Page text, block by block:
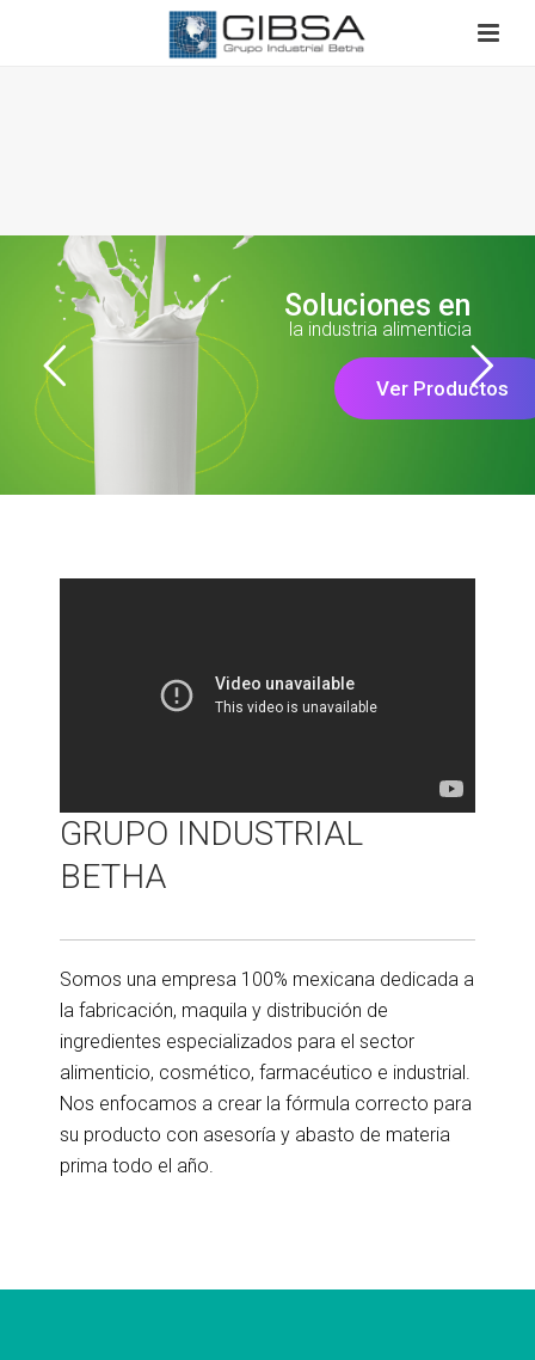
Soluciones en
la industria alimenticia
Ver Productos
GRUPO INDUSTRIAL
BETHA
Somos una empresa 100% mexicana dedicada a
la fabricación, maquila y distribución de
ingredientes especializados para el sector
alimenticio, cosmético, farmacéutico e industrial.
Nos enfocamos a crear la fórmula correcto para
su producto con asesoría y abasto de materia
prima todo el año.